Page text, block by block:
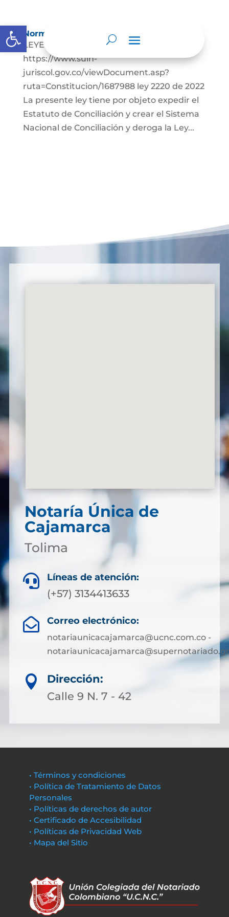
Abrir barra de herramientas
Normatividad
LEYES: Constitución Política de Colombia
https://www.suin-
juriscol.gov.co/viewDocument.asp?
ruta=Constitucion/1687988 ley 2220 de 2022
La presente ley tiene por objeto expedir el
Estatuto de Conciliación y crear el Sistema
Nacional de Conciliación y deroga la Ley...
Notaría Única de
Cajamarca
Tolima
 Líneas de atención:
(+57) 3134413633
 Correo electrónico:
notariaunicacajamarca@ucnc.com.co -

Dirección:
Calle 9 N. 7 - 42
• Términos y condiciones
• Política de Tratamiento de Datos
Personales
• Políticas de derechos de autor
• Certificado de Accesibilidad
• Políticas de Privacidad Web
• Mapa del Sitio